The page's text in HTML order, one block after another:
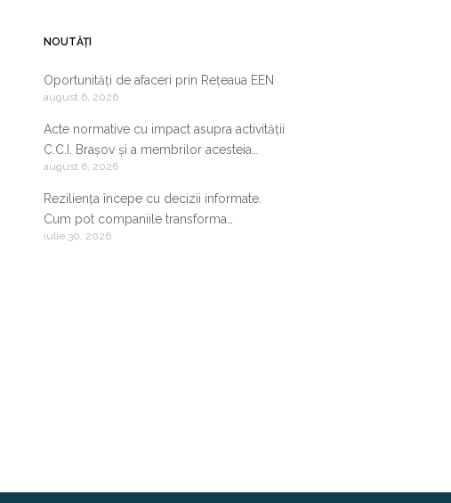
NOUTĂȚI
Oportunități de afaceri prin Rețeaua EEN
august 6, 2026
Acte normative cu impact asupra activității
C.C.I. Brașov și a membrilor acesteia
29.07.2026-05.08.2026
august 6, 2026
Reziliența începe cu decizii informate.
Cum pot companiile transforma
informația de business într-un avantaj
iulie 30, 2026